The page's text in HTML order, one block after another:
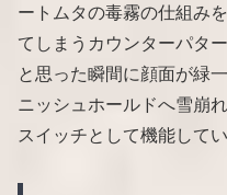
ートムタの毒霧の仕組み
てしまうカウンターパタ
と思った瞬間に顔面が緑
ニッシュホールドへ雪崩
スイッチとして機能して